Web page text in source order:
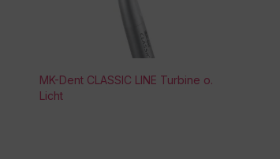
MK-Dent CLASSIC LINE Turbine o.
Licht